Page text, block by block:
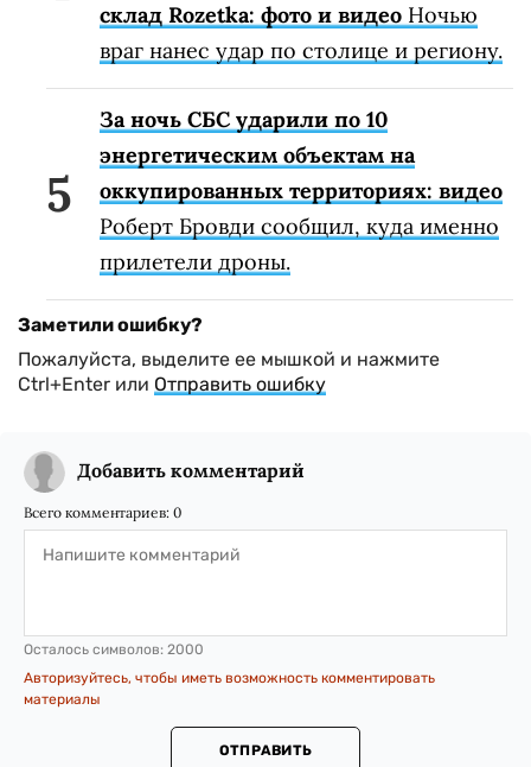
склад Rozetka: фото и видео Ночью
враг нанес удар по столице и региону.
За ночь СБС ударили по 10
энергетическим объектам на
оккупированных территориях: видео
Роберт Бровди сообщил, куда именно
прилетели дроны.
Заметили ошибку?
Пожалуйста, выделите ее мышкой и нажмите
Ctrl+Enter или Отправить ошибку
Добавить комментарий
Всего комментариев: 0
Осталось символов: 2000
Авторизуйтесь, чтобы иметь возможность комментировать
материалы
ОТПРАВИТЬ